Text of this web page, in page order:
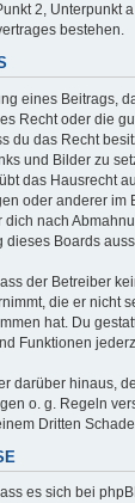
2, Unterpunkt
bestehen.
eines Beitrags,
Recht oder die
du das Recht
und Bilder zu
das Hausrecht
oder anderer im
nach
dieses Boards
der Betreiber
die er nicht
hat. Du
Funktionen
darüber hinaus,
o. g. Regeln
Dritten
es sich bei